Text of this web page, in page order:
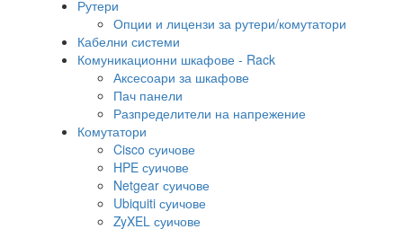
Рутери
Опции и лицензи за рутери/комутатори
Кабелни системи
Комуникационни шкафове - Rack
Аксесоари за шкафове
Пач панели
Разпределители на напрежение
Комутатори
Cisco суичове
HPE суичове
Netgear суичове
Ubiquiti суичове
ZyXEL суичове